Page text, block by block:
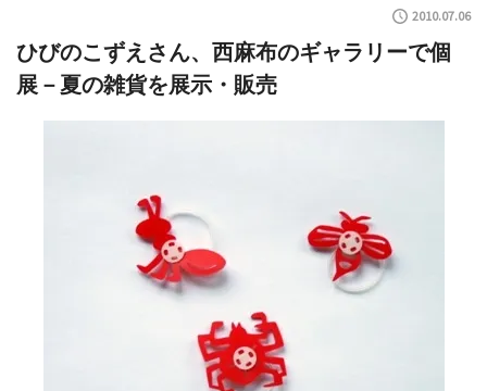
2010.07.06
ひびのこずえさん、西麻布のギャラリーで個
展－夏の雑貨を展示・販売